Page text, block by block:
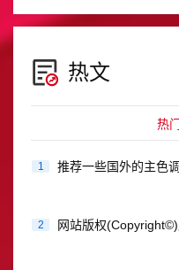
热文
热门
1 推荐一些国外的主色
2 网站版权(Copyright©)